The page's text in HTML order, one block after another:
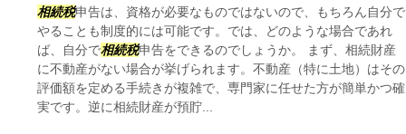
相続税申告は、資格が必要なものではないので、もちろん自分で
やることも制度的には可能です。では、どのような場合であれ
ば、自分で相続税申告をできるのでしょうか。 まず、相続財産
に不動産がない場合が挙げられます。不動産（特に土地）はその
評価額を定める手続きが複雑で、専門家に任せた方が簡単かつ確
実です。逆に相続財産が預貯...